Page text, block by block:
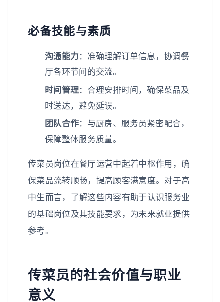
必备技能与素质
沟通能力 ：准确理解订单信息，协调餐
厅各环节间的交流。
时间管理：合理安排时间，确保菜品及
时送达，避免延误。
团队合作：与厨房、服务员紧密配合，
保障整体服务质量。
传菜员岗位在餐厅运营中起着中枢作用，确
保菜品流转顺畅，提高顾客满意度。对于高
中生而言，了解这些内容有助于认识服务业
的基础岗位及其技能要求，为未来就业提供
参考。
传菜员的社会价值与职业
意义